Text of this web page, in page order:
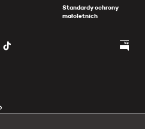
Standardy ochrony
małoletnich